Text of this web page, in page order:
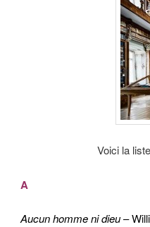
Voici la
A
Aucun homme ni dieu–